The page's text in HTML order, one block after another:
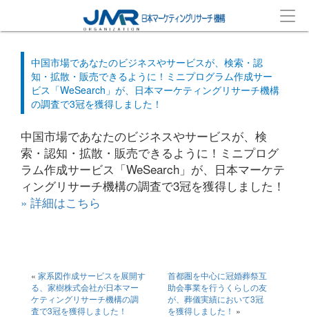
中国市場であなたのビジネスやサービスが、検索・認
知・拡散・販売できるように！ミニプログラム作成サー
ビス「WeSearch」が、日本マーケティングリサーチ機構
の調査で3冠を獲得しました！
中国市場であなたのビジネスやサービスが、検
索・認知・拡散・販売できるように！ミニプログ
ラム作成サービス「WeSearch」が、日本マーケテ
ィングリサーチ機構の調査で3冠を獲得しました！
» 詳細はこちら
« 家系図作成サービスを展開す
る、家樹株式会社が日本マー
ケティングリサーチ機構の調
査で3冠を獲得しました！
首都圏を中心に冠婚葬祭互
助会事業を行うくらしの友
が、葬儀実績において3冠
を獲得しました！ »